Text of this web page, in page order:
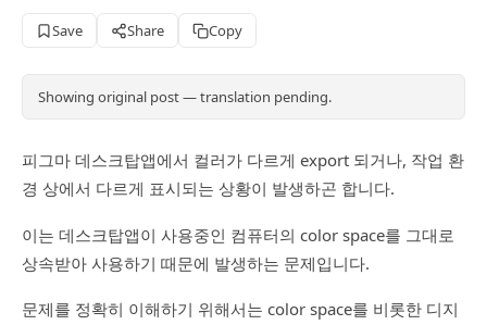
Save Share Copy
Showing original post — translation pending.
피그마 데스크탑앱에서 컬러가 다르게 export 되거나, 작업 환
경 상에서 다르게 표시되는 상황이 발생하곤 합니다.
이는 데스크탑앱이 사용중인 컴퓨터의 color space를 그대로
상속받아 사용하기 때문에 발생하는 문제입니다.
문제를 정확히 이해하기 위해서는 color space를 비롯한 디지